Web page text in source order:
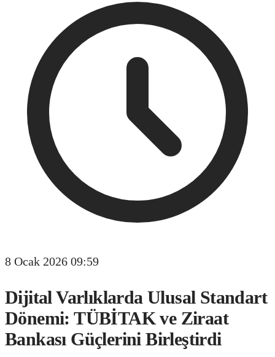
8 Ocak 2026 09:59
Dijital Varlıklarda Ulusal Standart
Dönemi: TÜBİTAK ve Ziraat
Bankası Güçlerini Birleştirdi